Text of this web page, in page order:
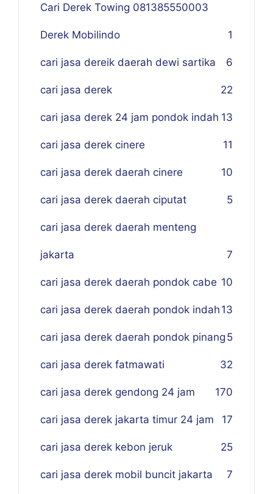
Cari Derek Towing 081385550003
Derek Mobilindo 1
cari jasa dereik daerah dewi sartika 6
cari jasa derek 22
cari jasa derek 24 jam pondok indah 13
cari jasa derek cinere 11
cari jasa derek daerah cinere 10
cari jasa derek daerah ciputat 5
cari jasa derek daerah menteng
jakarta 7
cari jasa derek daerah pondok cabe 10
cari jasa derek daerah pondok indah 13
cari jasa derek daerah pondok pinang 5
cari jasa derek fatmawati 32
cari jasa derek gendong 24 jam 170
cari jasa derek jakarta timur 24 jam 17
cari jasa derek kebon jeruk 25
cari jasa derek mobil buncit jakarta 7